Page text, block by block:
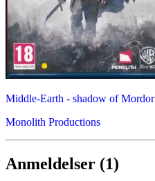
Middle-Earth - shadow of Mordor
Monolith Productions
Anmeldelser (1)